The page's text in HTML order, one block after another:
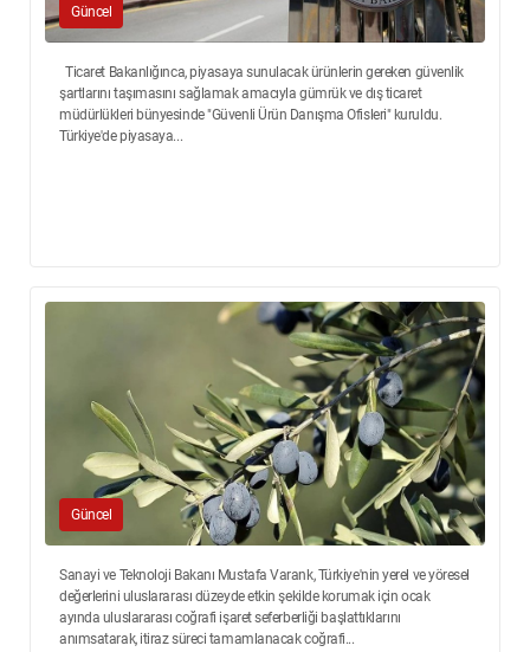
Güncel
Ticaret Bakanlığınca, piyasaya sunulacak ürünlerin gereken güvenlik
şartlarını taşımasını sağlamak amacıyla gümrük ve dış ticaret
müdürlükleri bünyesinde "Güvenli Ürün Danışma Ofisleri" kuruldu.
Türkiye'de piyasaya...
Güncel
Sanayi ve Teknoloji Bakanı Mustafa Varank, Türkiye'nin yerel ve yöresel
değerlerini uluslararası düzeyde etkin şekilde korumak için ocak
ayında uluslararası coğrafi işaret seferberliği başlattıklarını
anımsatarak, itiraz süreci tamamlanacak coğrafi...